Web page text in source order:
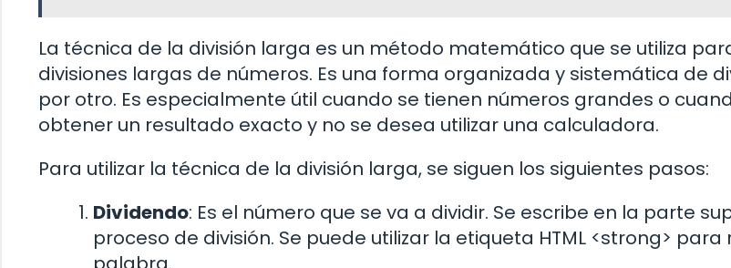
La técnica de la división larga es un método matemático que se utiliza
divisiones largas de números. Es una forma organizada y sistemática de
por otro. Es especialmente útil cuando se tienen números grandes o
obtener un resultado exacto y no se desea utilizar una calculadora.
Para utilizar la técnica de la división larga, se siguen los siguientes pasos:
Dividendo: Es el número que se va a dividir. Se escribe en la parte
proceso de división. Se puede utilizar la etiqueta HTML <strong>